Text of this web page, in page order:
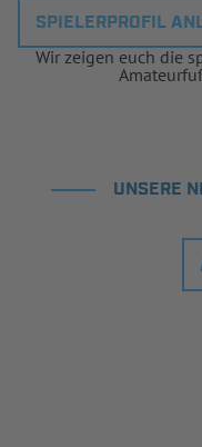
SPIELERPROFIL
Wir zeigen euch die
UNSERE